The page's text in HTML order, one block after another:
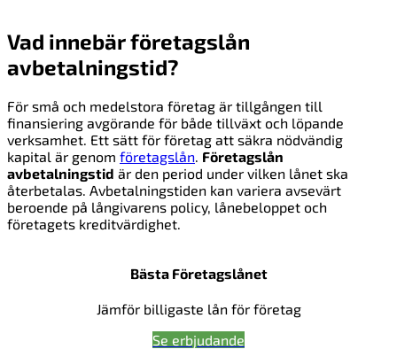
Vad innebär företagslån
avbetalningstid?
För små och medelstora företag är tillgången till
finansiering avgörande för både tillväxt och löpande
verksamhet. Ett sätt för företag att säkra nödvändig
kapital är genom företagslån Företagslån
avbetalningstid är den period under vilken lånet ska
återbetalas. Avbetalningstiden kan variera avsevärt
beroende på långivarens policy, lånebeloppet och
företagets kreditvärdighet.
Bästa Företagslånet
Jämför billigaste lån för företag
Se erbjudande